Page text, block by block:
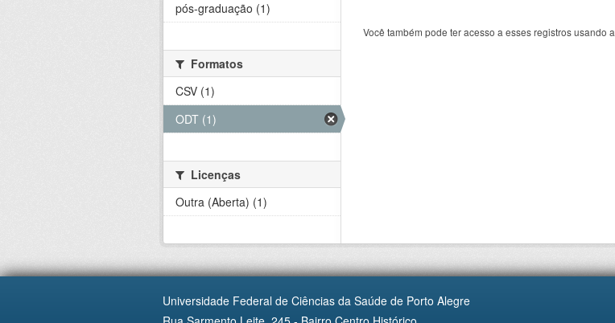
Você também pode ter acesso a esses registros usando a
pós-graduação (1)
Formatos
CSV (1)
ODT (1)
Licenças
Outra (Aberta) (1)
Universidade Federal de Ciências da Saúde de Porto Alegre